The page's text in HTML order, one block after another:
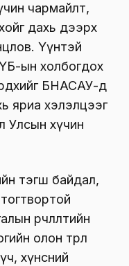
чармайлт,
дахь дээрх
Үүнтэй
ын холбогдох
БНАСАУ-д
яриа хэлэлцээг
Улсын хүчин
тэгш байдал,
өөрчлөлтийн
олон төрөл
хүнсний